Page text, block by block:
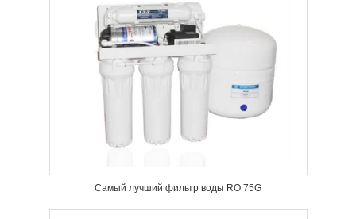
Самый лучший фильтр воды RO 75G